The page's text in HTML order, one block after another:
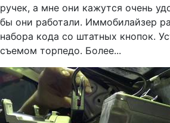
ручек, а мне они кажутся очень
бы они работали. Иммобилайзер
набора кода со штатных кнопок.
съемом торпедо. Более...